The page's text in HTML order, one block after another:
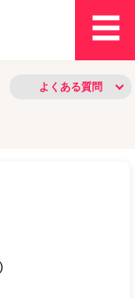
よくある質問